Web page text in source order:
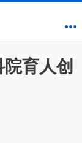
育人创